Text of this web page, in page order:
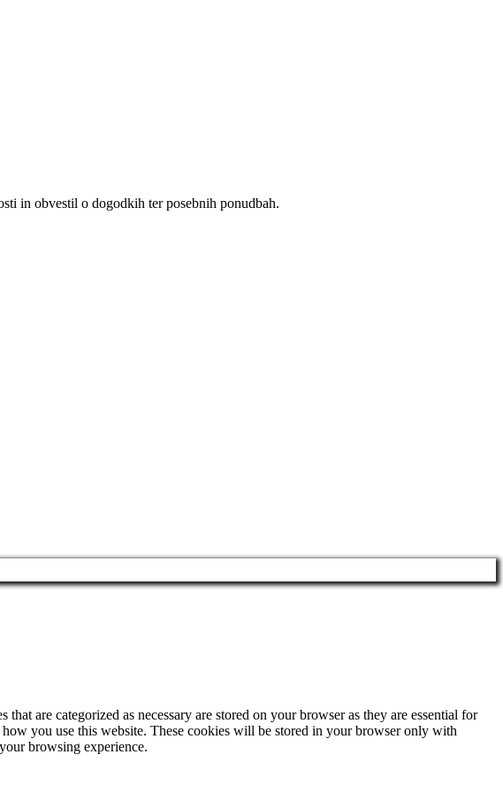
in obvestil o dogodkih ter posebnih ponudbah.
are categorized as necessary are stored on your browser as they are essential for
you use this website. These cookies will be stored in your browser only with
browsing experience.